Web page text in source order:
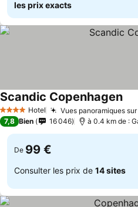
les prix exacts
4 Étoiles Hotel Vues panoramiques
Scandic Copenhagen
7,8 Bien 16 046 à 0.4 km de :
De 99 €
Consulter les prix de 14 sites